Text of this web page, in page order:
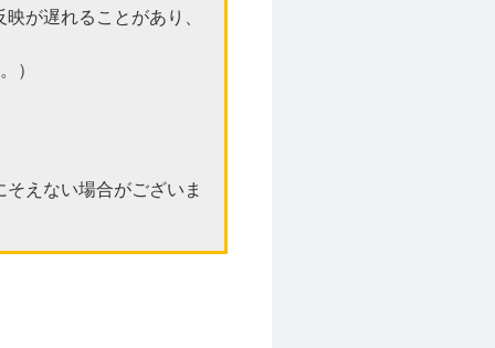
が遅れることがあり、
）
えない場合がございま